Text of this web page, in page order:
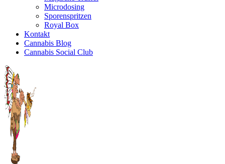
Microdosing
Sporenspritzen
Royal Box
Kontakt
Cannabis Blog
Cannabis Social Club